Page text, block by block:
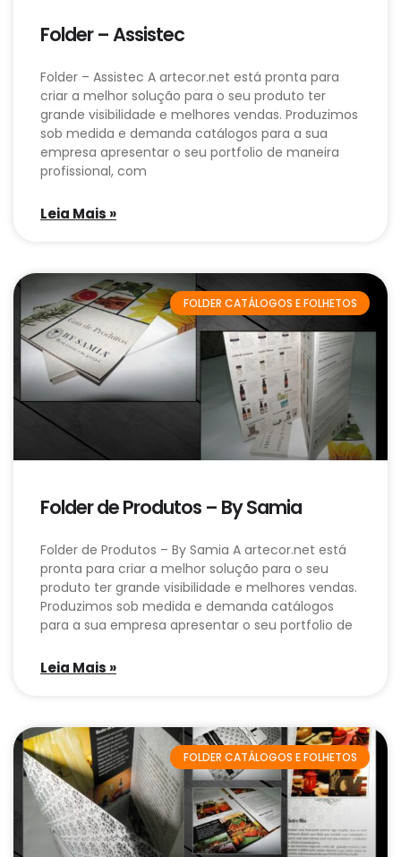
Folder – Assistec
Folder – Assistec A artecor.net está pronta para
criar a melhor solução para o seu produto ter
grande visibilidade e melhores vendas. Produzimos
sob medida e demanda catálogos para a sua
empresa apresentar o seu portfolio de maneira
profissional, com
Leia Mais »
FOLDER CATÁLOGOS E FOLHETOS
Folder de Produtos – By Samia
Folder de Produtos – By Samia A artecor.net está
pronta para criar a melhor solução para o seu
produto ter grande visibilidade e melhores vendas.
Produzimos sob medida e demanda catálogos
para a sua empresa apresentar o seu portfolio de
Leia Mais »
FOLDER CATÁLOGOS E FOLHETOS